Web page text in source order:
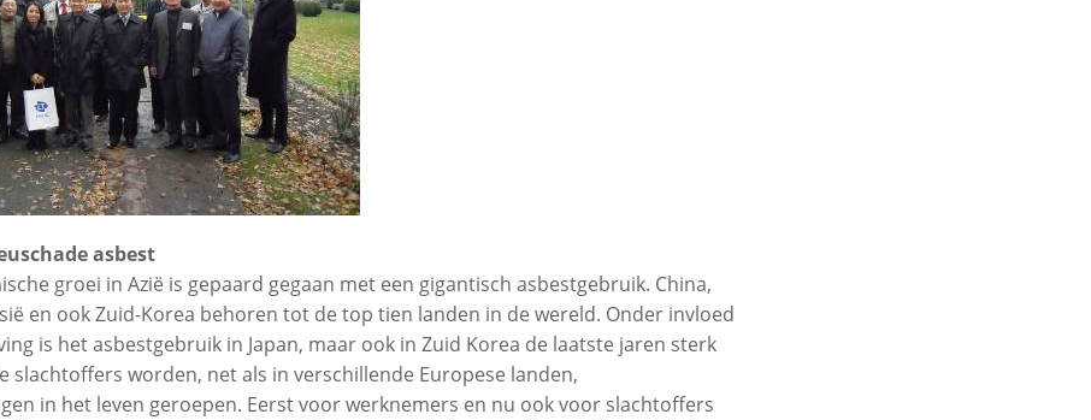
asbest
groei in Azië is gepaard gegaan met een gigantisch asbestgebruik. China,
en ook Zuid-Korea behoren tot de top tien landen in de wereld. Onder invloed
is het asbestgebruik in Japan, maar ook in Zuid Korea de laatste jaren sterk
slachtoffers worden, net als in verschillende Europese landen,
in het leven geroepen. Eerst voor werknemers en nu ook voor slachtoffers